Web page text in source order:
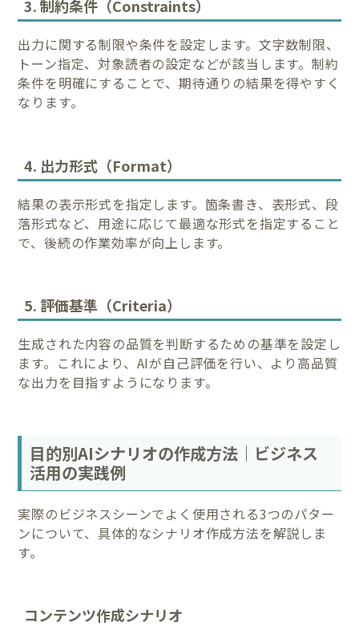
3. 制約条件（Constraints）
出力に関する制限や条件を設定します。文字数制限、
トーン指定、対象読者の設定などが該当します。制約
条件を明確にすることで、期待通りの結果を得やすく
なります。
4. 出力形式（Format）
結果の表示形式を指定します。箇条書き、表形式、段
落形式など、用途に応じて最適な形式を指定すること
で、後続の作業効率が向上します。
5. 評価基準（Criteria）
生成された内容の品質を判断するための基準を設定し
ます。これにより、AIが自己評価を行い、より高品質
な出力を目指すようになります。
目的別AIシナリオの作成方法｜ビジネス
活用の実践例
実際のビジネスシーンでよく使用される3つのパター
ンについて、具体的なシナリオ作成方法を解説しま
す。
コンテンツ作成シナリオ